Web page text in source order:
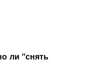
ли "снять